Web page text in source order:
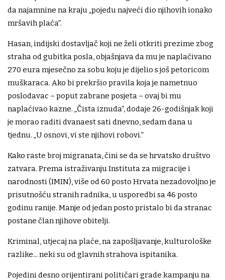
da najamnine na kraju „pojedu najveći dio njihovih ionako
mršavih plaća”.
Hasan, indijski dostavljač koji ne želi otkriti prezime zbog
straha od gubitka posla, objašnjava da mu je naplaćivano
270 eura mjesečno za sobu koju je dijelio s još petoricom
muškaraca. Ako bi prekršio pravila koja je nametnuo
poslodavac – poput zabrane posjeta – ovaj bi mu
naplaćivao kazne. „Čista iznuda”, dodaje 26-godišnjak koji
je morao raditi dvanaest sati dnevno, sedam dana u
tjednu. „U osnovi, vi ste njihovi robovi.”
Kako raste broj migranata, čini se da se hrvatsko društvo
zatvara. Prema istraživanju Instituta za migracije i
narodnosti (IMIN), više od 60 posto Hrvata nezadovoljno je
prisutnošću stranih radnika, u usporedbi sa 46 posto
godinu ranije. Manje od jedan posto pristalo bi da stranac
postane član njihove obitelji.
Kriminal, utjecaj na plaće, na zapošljavanje, kulturološke
razlike... neki su od glavnih strahova ispitanika.
Pojedini desno orijentirani političari grade kampanju na